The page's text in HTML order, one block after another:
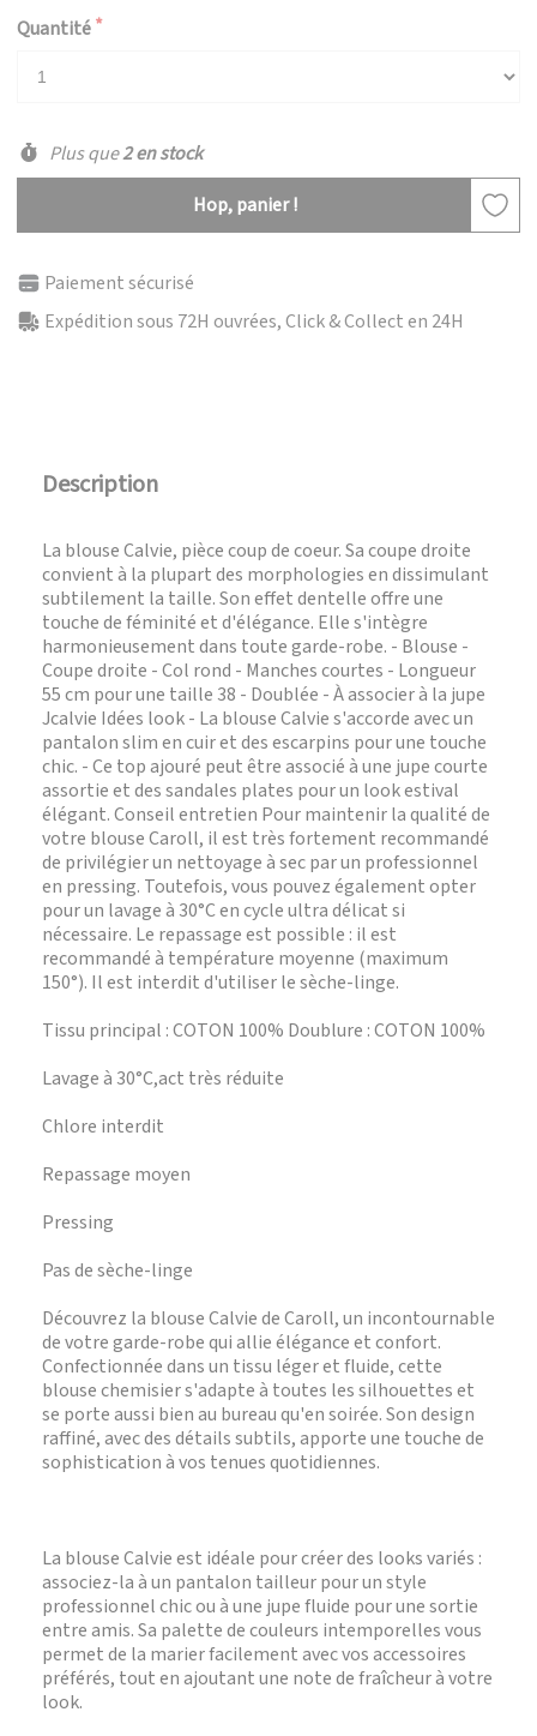
Quantité
Plus que2 en stock
Hop, panier !
Paiement sécurisé
Expédition sous 72H ouvrées, Click & Collect en 24H
Description
La blouse Calvie, pièce coup de coeur. Sa coupe droite
convient à la plupart des morphologies en dissimulant
subtilement la taille. Son effet dentelle offre une
touche de féminité et d'élégance. Elle s'intègre
harmonieusement dans toute garde-robe. - Blouse -
Coupe droite - Col rond - Manches courtes - Longueur
55 cm pour une taille 38 - Doublée - À associer à la jupe
Jcalvie Idées look - La blouse Calvie s'accorde avec un
pantalon slim en cuir et des escarpins pour une touche
chic. - Ce top ajouré peut être associé à une jupe courte
assortie et des sandales plates pour un look estival
élégant. Conseil entretien Pour maintenir la qualité de
votre blouse Caroll, il est très fortement recommandé
de privilégier un nettoyage à sec par un professionnel
en pressing. Toutefois, vous pouvez également opter
pour un lavage à 30°C en cycle ultra délicat si
nécessaire. Le repassage est possible : il est
recommandé à température moyenne (maximum
150°). Il est interdit d'utiliser le sèche-linge.
Tissu principal : COTON 100% Doublure : COTON 100%
Lavage à 30°C,act très réduite
Chlore interdit
Repassage moyen
Pressing
Pas de sèche-linge
Découvrez la blouse Calvie de Caroll, un incontournable
de votre garde-robe qui allie élégance et confort.
Confectionnée dans un tissu léger et fluide, cette
blouse chemisier s'adapte à toutes les silhouettes et
se porte aussi bien au bureau qu'en soirée. Son design
raffiné, avec des détails subtils, apporte une touche de
sophistication à vos tenues quotidiennes.
La blouse Calvie est idéale pour créer des looks variés :
associez-la à un pantalon tailleur pour un style
professionnel chic ou à une jupe fluide pour une sortie
entre amis. Sa palette de couleurs intemporelles vous
permet de la marier facilement avec vos accessoires
préférés, tout en ajoutant une note de fraîcheur à votre
look.